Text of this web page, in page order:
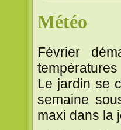
Météo
Février
Le jardin se
semaine
maxi dans la